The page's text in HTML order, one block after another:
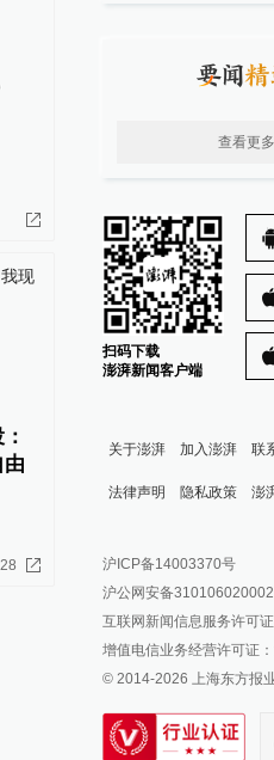
28
查看更多
扫码下载
澎湃新闻客户端
关于澎湃 加入澎湃 联
法律声明 隐私政策 澎
澎湃新闻公
澎湃新闻
派生万物
IP
SIXTH
报料邮箱:
沪ICP备14003370号
沪公网安备
互联网新闻信息服务许可
增值电信业务经营许可证
© 2014-2026 上海东方报